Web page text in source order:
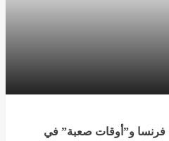
فرنسا و”أوقات صعبة” في